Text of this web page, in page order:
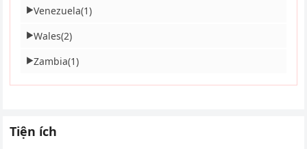
▶Venezuela(1)
▶Wales(2)
▶Zambia(1)
Tiện ích